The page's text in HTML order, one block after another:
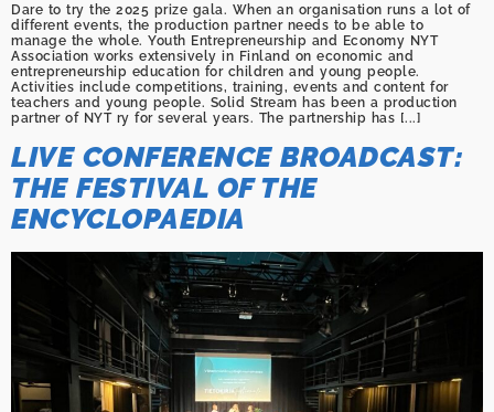
Dare to try the 2025 prize gala. When an organisation runs a lot of
different events, the production partner needs to be able to
manage the whole. Youth Entrepreneurship and Economy NYT
Association works extensively in Finland on economic and
entrepreneurship education for children and young people.
Activities include competitions, training, events and content for
teachers and young people. Solid Stream has been a production
partner of NYT ry for several years. The partnership has [...]
LIVE CONFERENCE BROADCAST:
THE FESTIVAL OF THE
ENCYCLOPAEDIA